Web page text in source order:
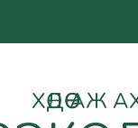
ХӨДӨӨ